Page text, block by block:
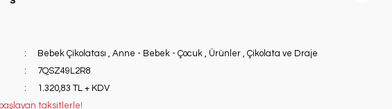
Bebek Çikolatası , Anne - Bebek - Çocuk , Ürünler , Çikolata ve Draje
7QSZ49L2R8
1.320,83 TL + KDV
taksitlerle!